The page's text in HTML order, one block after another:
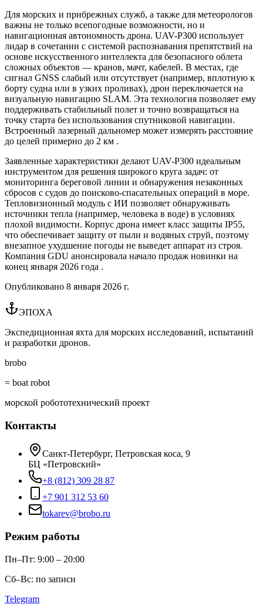
Для морских и прибрежных служб, а также для метеорологов
важны не только всепогодные возможности, но и
навигационная автономность дрона. UAV-P300 использует
лидар в сочетании с системой распознавания препятствий на
основе искусственного интеллекта для безопасного облета
сложных объектов — кранов, мачт, кабелей. В местах, где
сигнал GNSS слабый или отсутствует (например, вплотную к
борту судна или в узких проливах), дрон переключается на
визуальную навигацию SLAM. Эта технология позволяет ему
поддерживать стабильный полет и точно возвращаться на
точку старта без использования спутниковой навигации.
Встроенный лазерный дальномер может измерять расстояние
до целей примерно до 2 км .
Заявленные характеристики делают UAV-P300 идеальным
инструментом для решения широкого круга задач: от
мониторинга береговой линии и обнаружения незаконных
сбросов с судов до поисково-спасательных операций в море.
Тепловизионный модуль с ИИ позволяет обнаруживать
источники тепла (например, человека в воде) в условиях
плохой видимости. Корпус дрона имеет класс защиты IP55,
что обеспечивает защиту от пыли и водяных струй, поэтому
внезапное ухудшение погоды не выведет аппарат из строя.
Компания GDU анонсировала начало продаж новинки на
конец января 2026 года .
Опубликовано 8 января 2026 г.
ЭПОХА
Экспедиционная яхта для морских исследований, испытаний
и разработки дронов.
brobo
= boat robot
морской робототехнический проект
Контакты
Санкт-Петербург, Петровская коса, 9
БЦ «Петровский»
+8 (812) 309 28 87
+7 901 312 53 60
tokarev@brobo.ru
Режим работы
Пн–Пт: 9:00 – 20:00
Сб–Вс: по записи
Telegram